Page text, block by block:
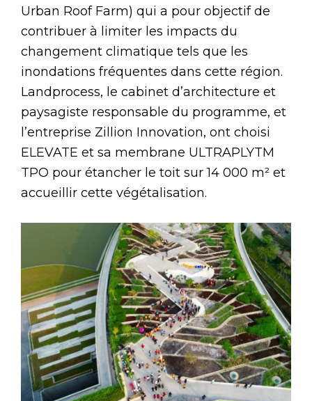
Urban Roof Farm) qui a pour objectif de
contribuer à limiter les impacts du
changement climatique tels que les
inondations fréquentes dans cette région.
Landprocess, le cabinet d’architecture et
paysagiste responsable du programme, et
l’entreprise Zillion Innovation, ont choisi
ELEVATE et sa membrane ULTRAPLYTM
TPO pour étancher le toit sur 14 000 m² et
accueillir cette végétalisation.